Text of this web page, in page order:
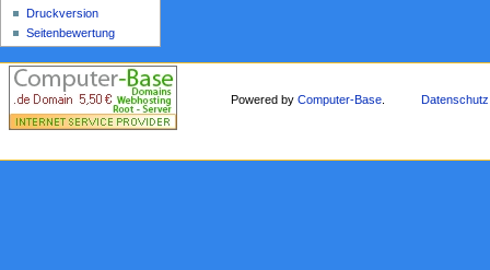
Druckversion
Seitenbewertung
Powered byComputer-Base Datenschutz